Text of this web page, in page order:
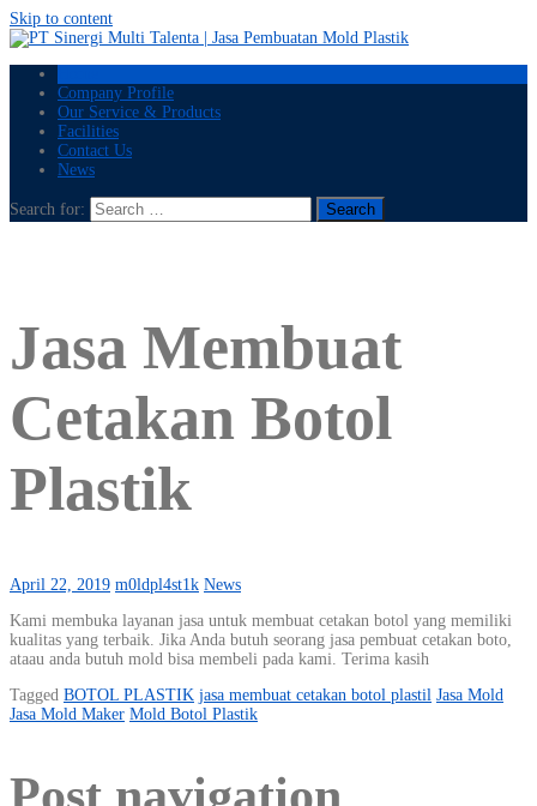
Skip to content
Company Profile
Our Service & Products
Facilities
Contact Us
News
Search for:
Jasa Membuat
Cetakan Botol
Plastik
April 22, 2019 m0ldpl4st1k News
Kami membuka layanan jasa untuk membuat cetakan botol yang memiliki
kualitas yang terbaik. Jika Anda butuh seorang jasa pembuat cetakan boto,
ataau anda butuh mold bisa membeli pada kami. Terima kasih
Tagged BOTOL PLASTIK jasa membuat cetakan botol plastil Jasa Mold
Jasa Mold Maker Mold Botol Plastik